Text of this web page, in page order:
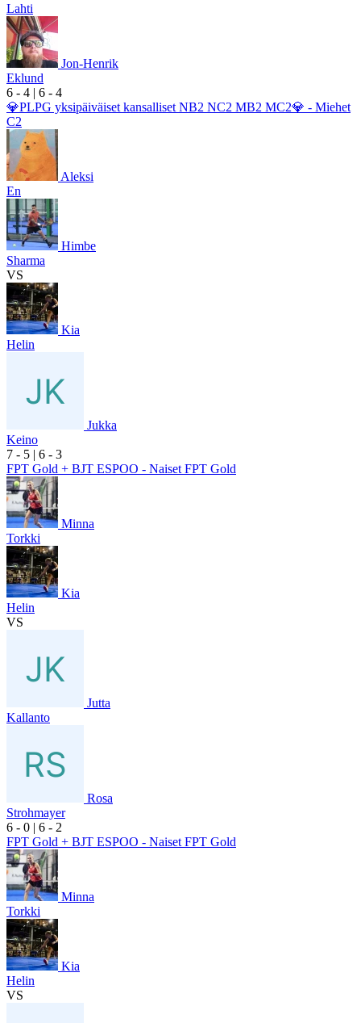
Lahti
Jon-Henrik
Eklund
6 - 4 | 6 - 4
💎PLPG yksipäiväiset kansalliset NB2 NC2 MB2 MC2💎 - Miehet
C2
Aleksi
En
Himbe
Sharma
VS
Kia
Helin
Jukka
Keino
7 - 5 | 6 - 3
FPT Gold + BJT ESPOO - Naiset FPT Gold
Minna
Torkki
Kia
Helin
VS
Jutta
Kallanto
Rosa
Strohmayer
6 - 0 | 6 - 2
FPT Gold + BJT ESPOO - Naiset FPT Gold
Minna
Torkki
Kia
Helin
VS